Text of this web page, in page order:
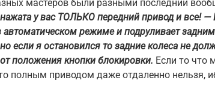
мастеров были разными последний
у вас ТОЛЬКО передний привод и все! —
автоматическом режиме и подруливает
если я остановился то задние колеса не
положения кнопки блокировки. Если то что
полным приводом даже отдаленно нельзя,